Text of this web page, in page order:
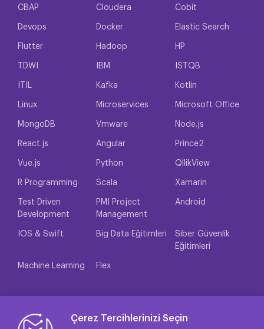
CBAP Cloudera Cobit
Devops Docker Elastic Search
Flutter Hadoop HP
TDWI IBM ISTQB
ITIL Kafka Kotlin
Linux Microservices Microsoft Office
MongoDB Vmware Node.js
React.js Angular Prince2
Vue.js Python QllikView
R Programming Scala Xamarin
Test Driven
Development
PMI Project
Management
Android
IOS & Swift Big Data Eğitimleri
Siber Güvenlik
Eğitimleri
Machine Learning Flex
Çerez Tercihlerinizi Seçin